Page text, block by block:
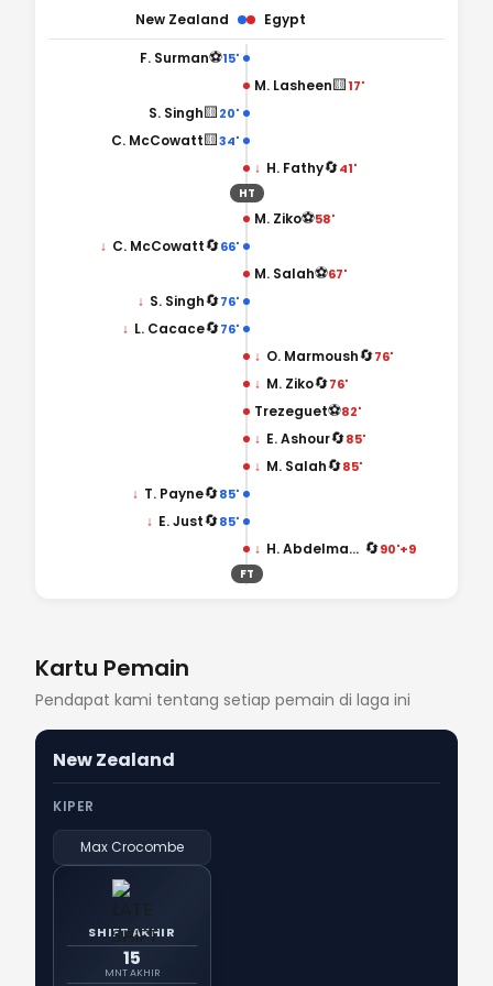
New Zealand Egypt
15'
⚽
F. Surman
M. Lasheen🟨17'
20'
🟨
S. Singh
34'
🟨
C. McCowatt
↓ H. Fathy🔄41'
HT
M. Ziko⚽58'
66'
🔄
↓ C. McCowatt
M. Salah⚽67'
76'
🔄
↓ S. Singh
76'
🔄
↓ L. Cacace
↓ O. Marmoush🔄76'
↓ M. Ziko🔄76'
Trezeguet⚽82'
↓ E. Ashour🔄85'
↓ M. Salah🔄85'
85'
🔄
↓ T. Payne
85'
🔄
↓ E. Just
↓ H. Abdelmaguid 🔄90'+9
FT
Kartu Pemain
Pendapat kami tentang setiap pemain di laga ini
New Zealand
KIPER
Max Crocombe
SHIFT AKHIR
15
MNT AKHIR